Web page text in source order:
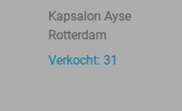
Kapsalon Ayse
Rotterdam
Verkocht: 31